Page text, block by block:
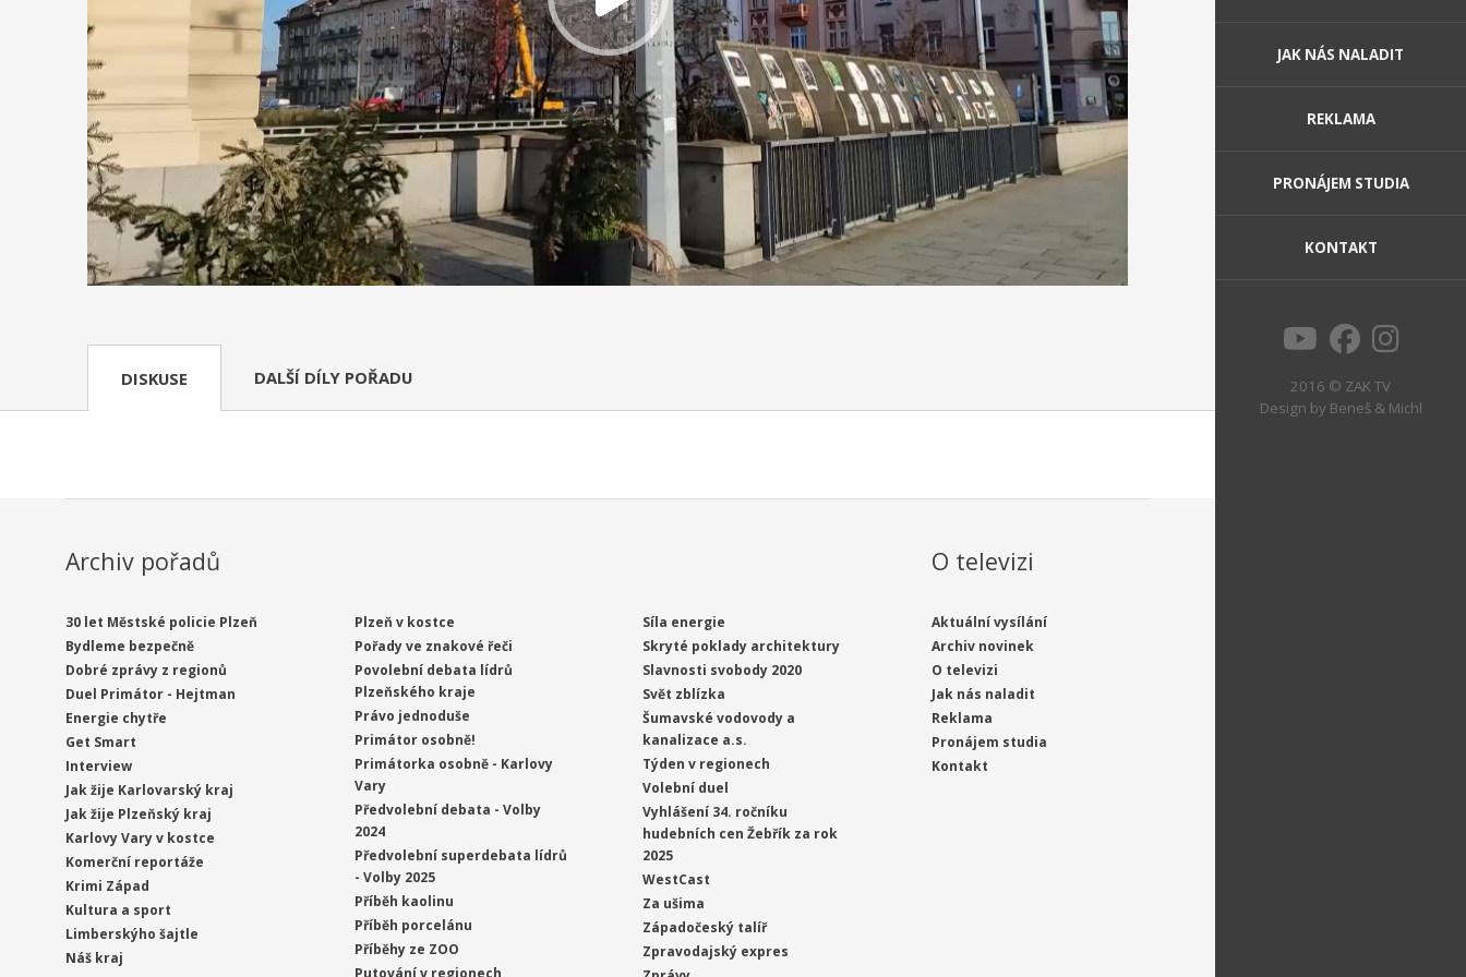
JAK NÁS NALADIT
REKLAMA
PRONÁJEM STUDIA
KONTAKT
2016 © ZAK TV
Design by Beneš & Michl
DISKUSE DALŠÍ DÍLY POŘADU
Archiv pořadů
30 let Městské policie Plzeň
Bydleme bezpečně
Dobré zprávy z regionů
Duel Primátor - Hejtman
Energie chytře
Get Smart
Interview
Jak žije Karlovarský kraj
Jak žije Plzeňský kraj
Karlovy Vary v kostce
Komerční reportáže
Krimi Západ
Kultura a sport
Limberskýho šajtle
Náš kraj
Plzeň v kostce
Pořady ve znakové řeči
Povolební debata lídrů
Plzeňského kraje
Právo jednoduše
Primátor osobně!
Primátorka osobně - Karlovy
Vary
Předvolební debata - Volby
2024
Předvolební superdebata lídrů
- Volby 2025
Příběh kaolinu
Příběh porcelánu
Příběhy ze ZOO
Síla energie
Skryté poklady architektury
Slavnosti svobody 2020
Svět zblízka
Šumavské vodovody a
kanalizace a.s.
Týden v regionech
Volební duel
Vyhlášení 34. ročníku
hudebních cen Žebřík za rok
2025
WestCast
Za ušima
Západočeský talíř
Zpravodajský expres
O televizi
Aktuální vysílání
Archiv novinek
O televizi
Jak nás naladit
Reklama
Pronájem studia
Kontakt